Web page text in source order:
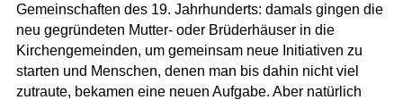
Gemeinschaften des 19. Jahrhunderts: damals gingen die
neu gegründeten Mutter- oder Brüderhäuser in die
Kirchengemeinden, um gemeinsam neue Initiativen zu
starten und Menschen, denen man bis dahin nicht viel
zutraute, bekamen eine neuen Aufgabe. Aber natürlich